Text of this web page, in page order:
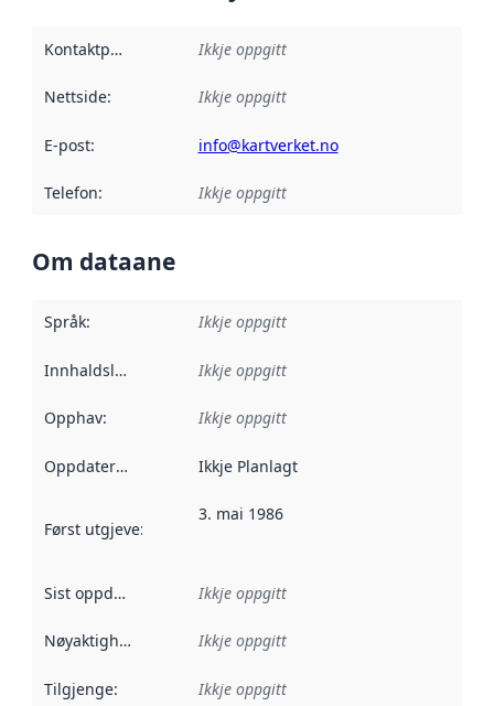
Kontaktpunkt Ikkje oppgitt
Nettside: Ikkje oppgitt
E-post: info@kartverket.no
Telefon: Ikkje oppgitt
Om dataane
Språk: Ikkje oppgitt
Innhaldsleverandørar :
Ikkje oppgitt
Opphav: Ikkje oppgitt
Oppdateringsfrekvens :
Ikkje Planlagt
Først utgjeve:
3. mai 1986
Sist oppdatert Ikkje oppgitt
Nøyaktigheit Ikkje oppgitt
Tilgjenge: Ikkje oppgitt